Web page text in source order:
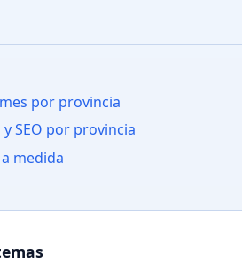
por provincia
SEO por provincia
medida